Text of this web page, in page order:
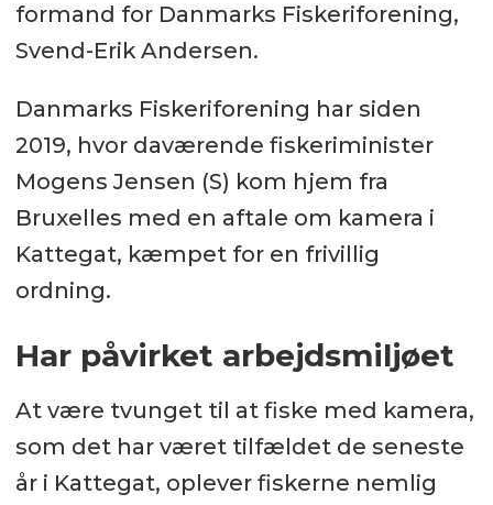
formand for Danmarks Fiskeriforening,
Svend-Erik Andersen.
Danmarks Fiskeriforening har siden
2019, hvor daværende fiskeriminister
Mogens Jensen (S) kom hjem fra
Bruxelles med en aftale om kamera i
Kattegat, kæmpet for en frivillig
ordning.
Har påvirket arbejdsmiljøet
At være tvunget til at fiske med kamera,
som det har været tilfældet de seneste
år i Kattegat, oplever fiskerne nemlig